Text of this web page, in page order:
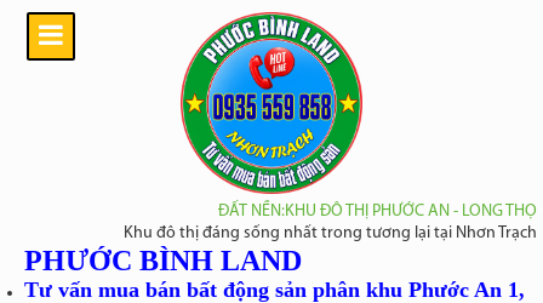
ĐẤT NỀN:KHU ĐÔ THỊ PHƯỚC AN - LONG THỌ
Khu đô thị đáng sống nhất trong tương lại tại Nhơn Trạch
PHƯỚC BÌNH LAND
Tư vấn mua bán bất động sản phân khu Phước An 1,